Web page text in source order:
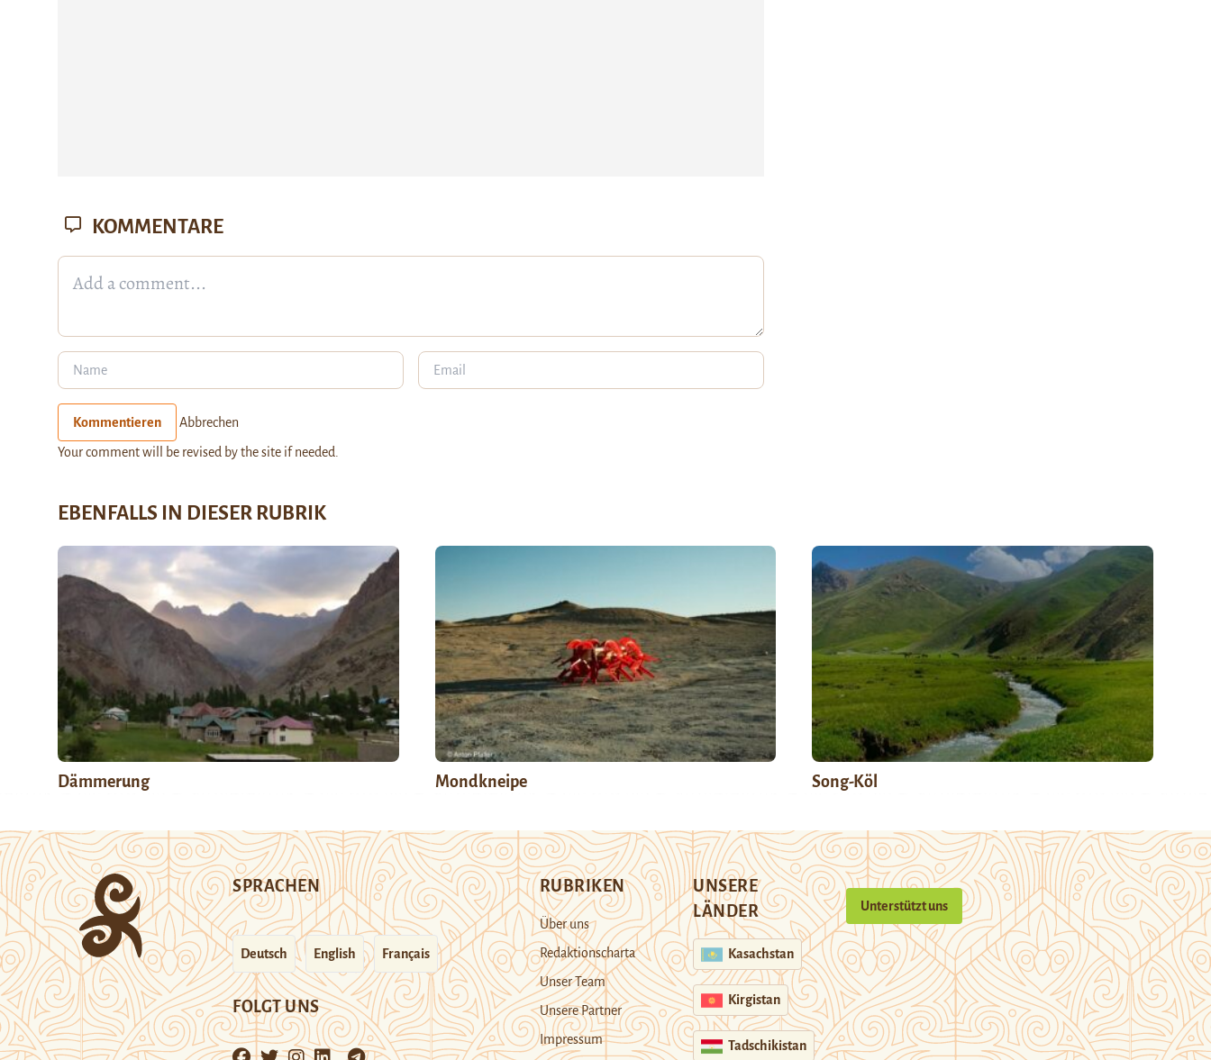
KOMMENTARE
Kommentieren Abbrechen
Your comment will be revised by the site if needed.
EBENFALLS IN DIESER RUBRIK
Dämmerung Mondkneipe Song-Köl
SPRACHEN
Deutsch English Français
FOLGT UNS
RUBRIKEN
Über uns
Redaktionscharta
Unser Team
Unsere Partner
Impressum
UNSERE
LÄNDER
Kasachstan
Kirgistan
Tadschikistan
Unterstützt uns